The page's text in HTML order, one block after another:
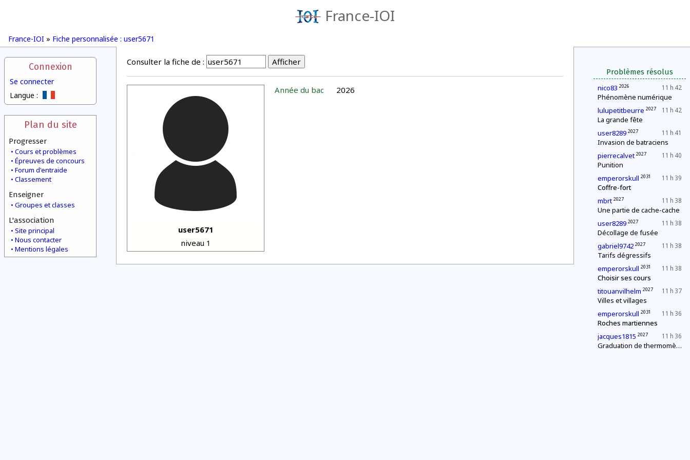
France-IOI
France-IOI » Fiche personnalisée : user5671
Connexion
Se connecter
Langue :
Plan du site
Progresser
Cours et problèmes
Épreuves de concours
Forum d'entraide
Classement
Enseigner
Groupes et classes
L'association
Site principal
Nous contacter
Mentions légales
Problèmes résolus
11 h 42
nico83 2026
Phénomène numérique
11 h 42
lulupetitbeurre 2027
La grande fête
11 h 41
user8289 2027
Invasion de batraciens
11 h 40
pierrecalvet 2027
Punition
11 h 39
emperorskull 2031
Coffre-fort
11 h 38
mbrt 2027
Une partie de cache-cache
11 h 38
user8289 2027
Décollage de fusée
11 h 38
gabriel9742 2027
Tarifs dégressifs
11 h 38
emperorskull 2031
Choisir ses cours
11 h 37
titouanvilhelm 2027
Villes et villages
11 h 36
emperorskull 2031
Roches martiennes
11 h 36
jacques1815 2027
Graduation de thermomètres
Consulter la fiche de :
user5671
niveau 1
Année du bac 2026